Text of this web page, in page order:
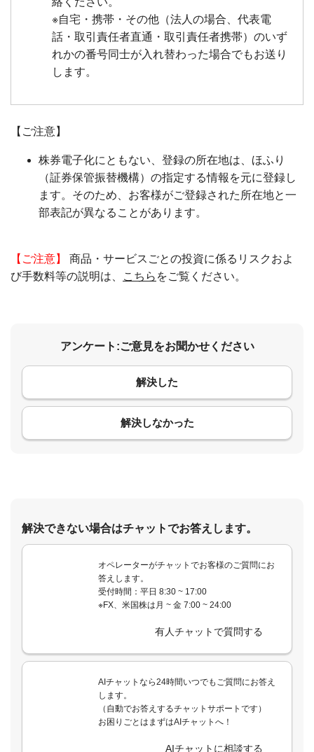
※自宅・携帯・その他（法人の場合、代表電
話・取引責任者直通・取引責任者携帯）のいず
れかの番号同士が入れ替わった場合でもお送り
します。
【ご注意】
株券電子化にともない、登録の所在地は、ほふり
（証券保管振替機構）の指定する情報を元に登録し
ます。そのため、お客様がご登録された所在地と一
部表記が異なることがあります。
【ご注意】
商品・サービスごとの投資に係るリスクおよ
び手数料等の説明は、
こちら をご覧ください。
アンケート:ご意見をお聞かせください
解決した
解決しなかった
コメント
解決できない場合はチャットでお答えします。
オペレーターがチャットでお客様のご質問にお
答えします。
受付時間：平日 8:30 ~ 17:00
※FX、米国株は月 ~ 金 7:00 ~ 24:00
有人チャットで質問する
AIチャットなら24時間いつでもご質問にお答え
します。
（自動でお答えするチャットサポートです）
お困りごとはまずはAIチャットへ！
AIチャットに相談する